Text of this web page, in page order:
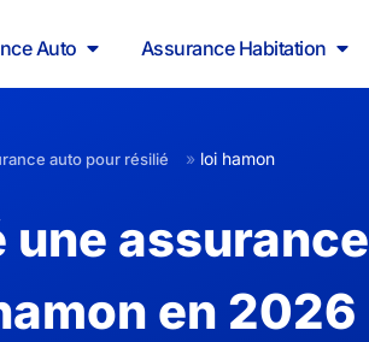
Auto Assurance Habitation
auto pour résilié » loi hamon
assurance
en 2026